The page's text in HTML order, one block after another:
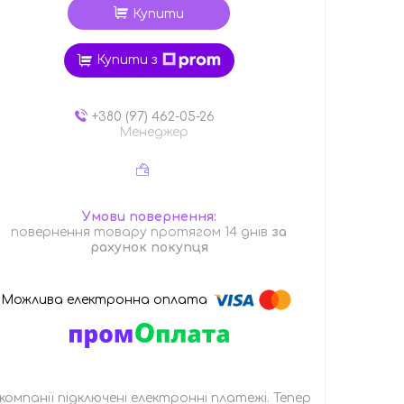
Купити
Купити з
+380 (97) 462-05-26
Менеджер
повернення товару протягом 14 днів за
рахунок покупця
підключені електронні платежі. Тепер